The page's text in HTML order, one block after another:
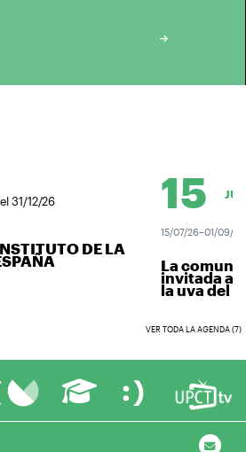
31/12/26
DE LA
15 JUL.
15/07/26–01/09/26
La
invitada a
la uva del
VER TODA LA AGENDA (7)